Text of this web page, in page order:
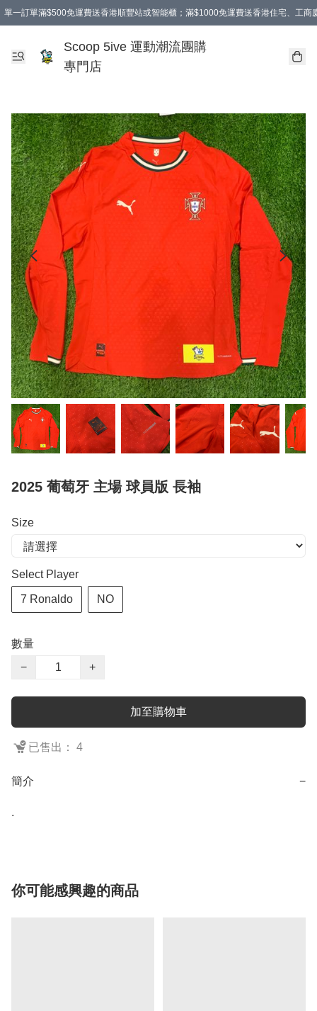
單一訂單滿$500免運費送香港順豐站或智能櫃；滿$1000免運費送香港住宅、工商
Scoop 5ive 運動潮流團購
專門店
2025 葡萄牙 主場 球員版 長袖
Size
Select Player
7 Ronaldo NO
數量
−
+
加至購物車
已售出： 4
簡介 −
.
你可能感興趣的商品